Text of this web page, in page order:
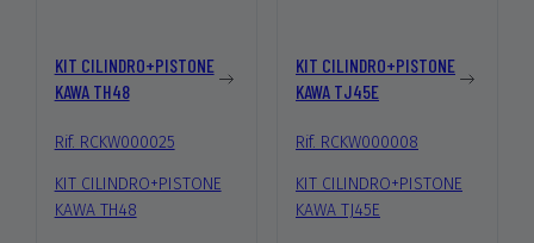
KIT CILINDRO+PISTONE
KAWA TH48
Rif. RCKW000025
KIT CILINDRO+PISTONE
KAWA TH48
KIT CILINDRO+PISTONE
KAWA TJ45E
Rif. RCKW000008
KIT CILINDRO+PISTONE
KAWA TJ45E